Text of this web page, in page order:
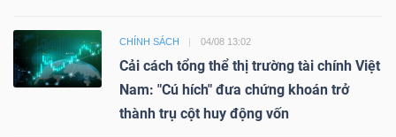
CHÍNH SÁCH 04/08 13:02
Cải cách tổng thể thị trường tài chính Việt
Nam: "Cú hích" đưa chứng khoán trở
thành trụ cột huy động vốn